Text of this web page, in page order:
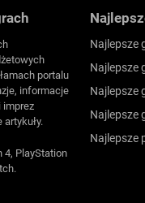
portalu
informacje
imprez
4, PlayStation
Najlepsze
Najlepsze
Najlepsze
Najlepsze
Najlepsze